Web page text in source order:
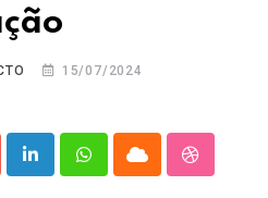
15/07/2024
LinkedInWhatsappCloud